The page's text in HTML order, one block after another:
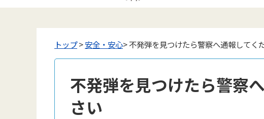
トップ>安全・安心> 不発弾を見つけたら警察へ通報してく
不発弾を見つけたら警察
さい